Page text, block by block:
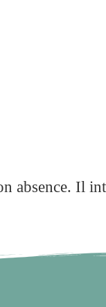
absence. Il